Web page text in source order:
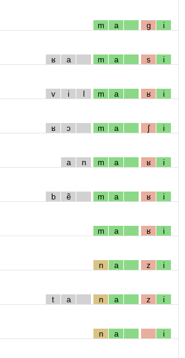
m a g i
ʁ a m a s i
v i l m a ʁ i
ʁ ɔ m a ʃ i
a n m a ʁ i
b ẽ m a ʁ i
m a ʁ i
n a z i
t a n a z i
n a i